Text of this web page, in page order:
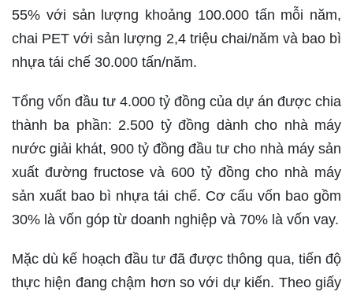
55% với sản lượng khoảng 100.000 tấn mỗi năm,
chai PET với sản lượng 2,4 triệu chai/năm và bao bì
nhựa tái chế 30.000 tấn/năm.
Tổng vốn đầu tư 4.000 tỷ đồng của dự án được chia
thành ba phần: 2.500 tỷ đồng dành cho nhà máy
nước giải khát, 900 tỷ đồng đầu tư cho nhà máy sản
xuất đường fructose và 600 tỷ đồng cho nhà máy
sản xuất bao bì nhựa tái chế. Cơ cấu vốn bao gồm
30% là vốn góp từ doanh nghiệp và 70% là vốn vay.
Mặc dù kế hoạch đầu tư đã được thông qua, tiến độ
thực hiện đang chậm hơn so với dự kiến. Theo giấy